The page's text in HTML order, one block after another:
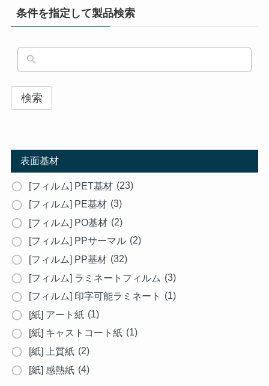
条件を指定して製品検索
検索
表面基材
[フィルム] PET基材 (23)
[フィルム] PE基材 (3)
[フィルム] PO基材 (2)
[フィルム] PPサーマル (2)
[フィルム] PP基材 (32)
[フィルム] ラミネートフィルム (3)
[フィルム] 印字可能ラミネート
(1)
[紙] アート紙 (1)
[紙] キャストコート紙 (1)
[紙] 上質紙 (2)
[紙] 感熱紙 (4)